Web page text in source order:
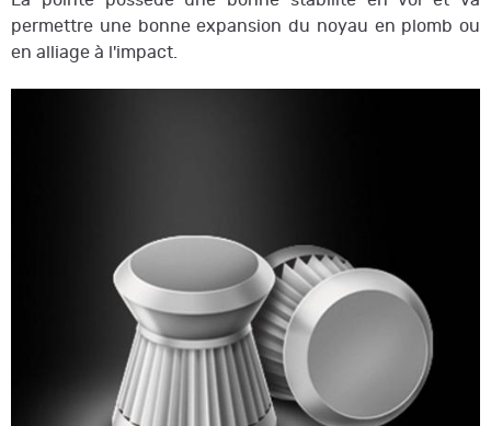
permettre une bonne expansion du noyau en plomb ou
en alliage à l'impact.